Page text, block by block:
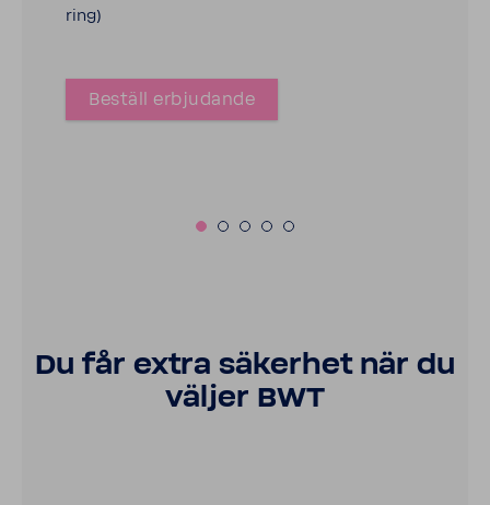
ring)
Beställ erbju­dande
Du får extra säkerhet när du
väljer BWT